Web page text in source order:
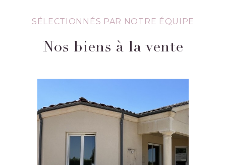
SÉLECTIONNÉS PAR NOTRE ÉQUIPE
Nos biens à la vente